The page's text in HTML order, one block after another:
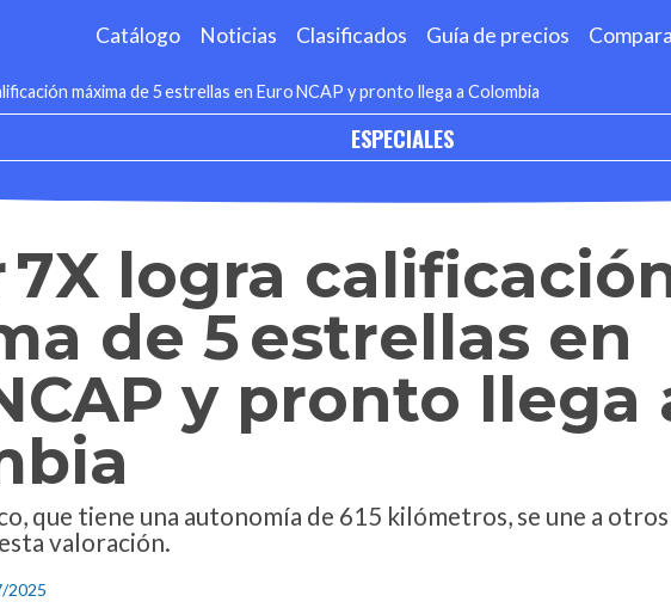
Catálogo Noticias Clasificados Guía de precios
máxima de 5 estrellas en Euro NCAP y pronto llega a Colombia
ESPECIALES
7X logra
de 5 estrellas en
y pronto llega
que tiene una autonomía de 615 kilómetros, se une a
valoración.
2025